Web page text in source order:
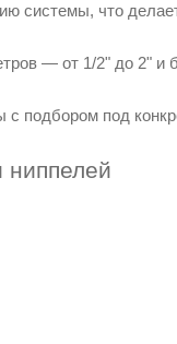
системы, что
— от 1/2" до 2" и
подбором под
ниппелей